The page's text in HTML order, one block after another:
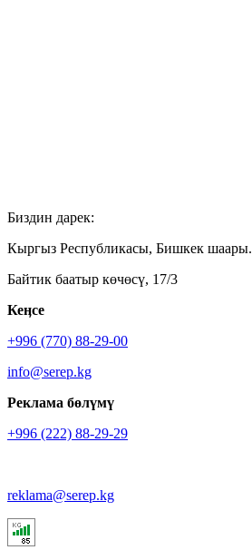
Биздин дарек:
Кыргыз Республикасы, Бишкек шаары.
Байтик баатыр көчөсү, 17/3
Кеӊсе
+996 (770) 88-29-00
info@serep.kg
Реклама бөлүмү
+996 (222) 88-29-29
reklama@serep.kg